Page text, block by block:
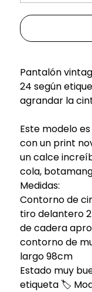
Pantalón
24 según
agrandar la
Este modelo
con un print
un calce
cola,
Medidas:
Contorno de
tiro delantero
de cadera
contorno de
largo 98cm
Estado muy
etiqueta 🏷️